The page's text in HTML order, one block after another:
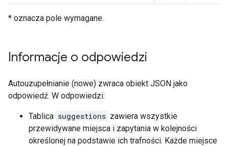
* oznacza pole wymagane.
Informacje o odpowiedzi
Autouzupełnianie (nowe) zwraca obiekt JSON jako
odpowiedź. W odpowiedzi:
Tablica suggestions zawiera wszystkie
przewidywane miejsca i zapytania w kolejności
określonej na podstawie ich trafności. Każde miejsce